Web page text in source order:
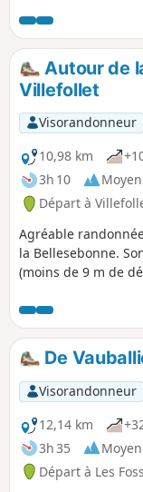
chemins, etc. La
serpente
parfois en forêt.
Autour de
Villefollet
Visorandonneur
10,98 km
3h 10
Départ à
Agréable
la Bellesebonne.
(moins de 9 m de
De
Visorandonneur
12,14 km
3h 35
Départ à Les